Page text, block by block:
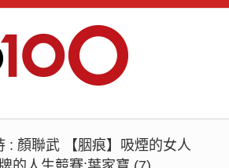
: 顏聯武 【胭痕】吸煙的女人